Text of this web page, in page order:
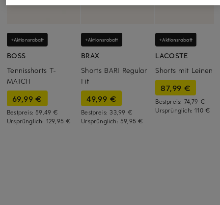
+Aktionsrabatt
BOSS
Tennisshorts T-
MATCH
69,99 €
Bestpreis: 59,49 €
Ursprünglich: 129,95 €
+Aktionsrabatt
BRAX
Shorts BARI Regular
Fit
49,99 €
Bestpreis:33,99 €
Ursprünglich: 59,95 €
+Aktionsrabatt
LACOSTE
Shorts mit Leinen
87,99 €
Bestpreis: 74,79 €
Ursprünglich:110 €